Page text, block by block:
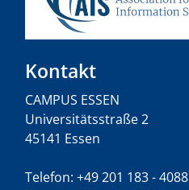
Kontakt
CAMPUS ESSEN
Universitätsstraße 2
45141 Essen
Telefon: +49 201 183 - 4088